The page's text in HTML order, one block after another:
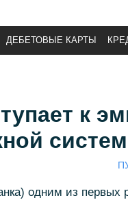
ДЕБЕТОВЫЕ КАРТЫ
к
одним из первых